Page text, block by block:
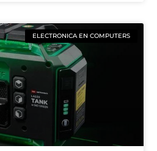
ELECTRONICA EN COMPUTERS